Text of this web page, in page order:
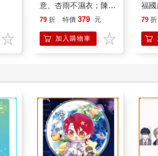
意、杏雨不濕衣；陳亮
恭談以心轉境的適齡漫
79 折 特價 379 元
加入購物車
福
79 折